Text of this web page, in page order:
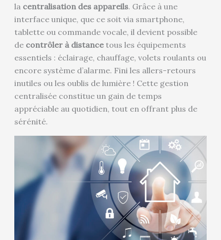
la centralisation des appareils. Grâce à une
interface unique, que ce soit via smartphone,
tablette ou commande vocale, il devient possible
de contrôler à distancetous les équipements
essentiels : éclairage, chauffage, volets roulants ou
encore système d’alarme. Fini les allers-retours
inutiles ou les oublis de lumière ! Cette gestion
centralisée constitue un gain de temps
appréciable au quotidien, tout en offrant plus de
sérénité.